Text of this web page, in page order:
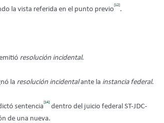
la vista referida en el punto previo
[12]
.
resolución incidental.
la resolución incidentalante la instancia federal.
sentencia
[14]
dentro del juicio federal ST-JDC-
de una nueva.